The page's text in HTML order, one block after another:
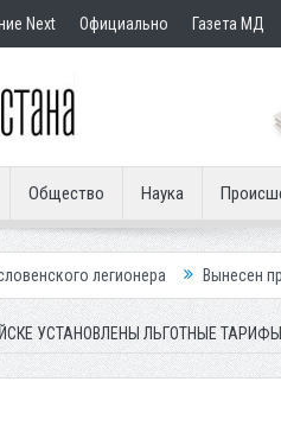
Next Официально Газета МД
Общество Наука
Вынесен приговор по делу о
УСТАНОВЛЕНЫ ЛЬГОТНЫЕ